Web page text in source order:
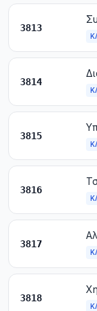
3813
3814
3815
3816
3817
3818